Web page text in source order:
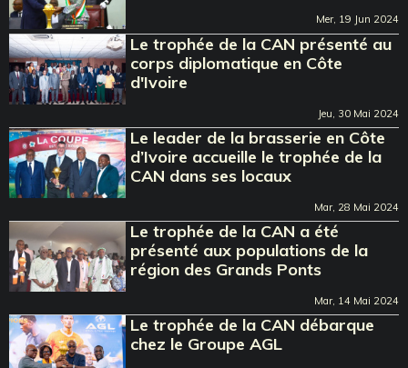
Mer, 19 Jun 2024
Le trophée de la CAN présenté au
corps diplomatique en Côte
d'Ivoire
Jeu, 30 Mai 2024
Le leader de la brasserie en Côte
d’Ivoire accueille le trophée de la
CAN dans ses locaux
Mar, 28 Mai 2024
Le trophée de la CAN a été
présenté aux populations de la
région des Grands Ponts
Mar, 14 Mai 2024
Le trophée de la CAN débarque
chez le Groupe AGL